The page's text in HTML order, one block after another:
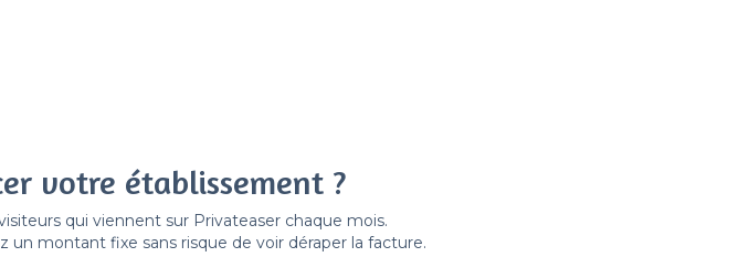
votre établissement ?
qui viennent sur Privateaser chaque mois.
montant fixe sans risque de voir déraper la facture.